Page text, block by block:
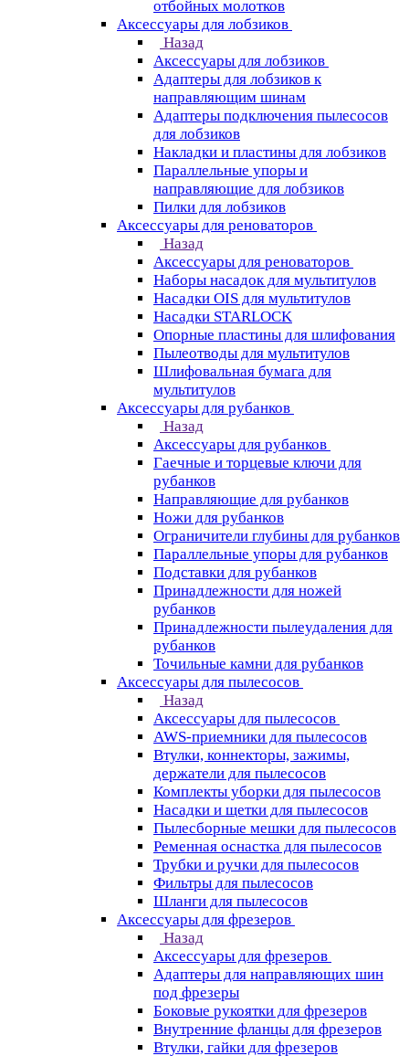
отбойных молотков
Аксессуары для лобзиков
Назад
Аксессуары для лобзиков
Адаптеры для лобзиков к
направляющим шинам
Адаптеры подключения пылесосов
для лобзиков
Накладки и пластины для лобзиков
Параллельные упоры и
направляющие для лобзиков
Пилки для лобзиков
Аксессуары для реноваторов
Назад
Аксессуары для реноваторов
Наборы насадок для мультитулов
Насадки OIS для мультитулов
Насадки STARLOCK
Опорные пластины для шлифования
Пылеотводы для мультитулов
Шлифовальная бумага для
мультитулов
Аксессуары для рубанков
Назад
Аксессуары для рубанков
Гаечные и торцевые ключи для
рубанков
Направляющие для рубанков
Ножи для рубанков
Ограничители глубины для рубанков
Параллельные упоры для рубанков
Подставки для рубанков
Принадлежности для ножей
рубанков
Принадлежности пылеудаления для
рубанков
Точильные камни для рубанков
Аксессуары для пылесосов
Назад
Аксессуары для пылесосов
AWS-приемники для пылесосов
Втулки, коннекторы, зажимы,
держатели для пылесосов
Комплекты уборки для пылесосов
Насадки и щетки для пылесосов
Пылесборные мешки для пылесосов
Ременная оснастка для пылесосов
Трубки и ручки для пылесосов
Фильтры для пылесосов
Шланги для пылесосов
Аксессуары для фрезеров
Назад
Аксессуары для фрезеров
Адаптеры для направляющих шин
под фрезеры
Боковые рукоятки для фрезеров
Внутренние фланцы для фрезеров
Втулки, гайки для фрезеров